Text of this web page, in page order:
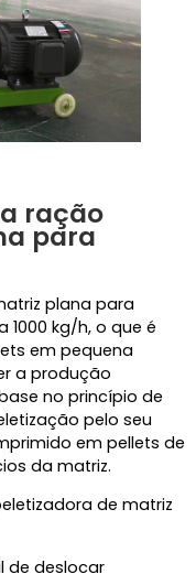
ração
para
plana para
kg/h, o que é
em pequena
a produção
no princípio de
pelo seu
em pellets de
da matriz.
de matriz
de deslocar